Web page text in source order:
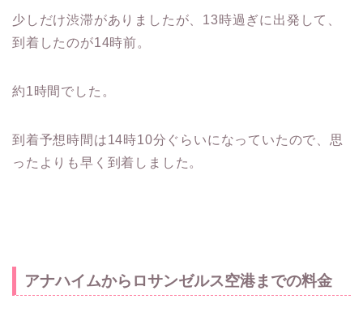
少しだけ渋滞がありましたが、13時過ぎに出発して、
到着したのが14時前。
約1時間でした。
到着予想時間は14時10分ぐらいになっていたので、思
ったよりも早く到着しました。
アナハイムからロサンゼルス空港までの料金